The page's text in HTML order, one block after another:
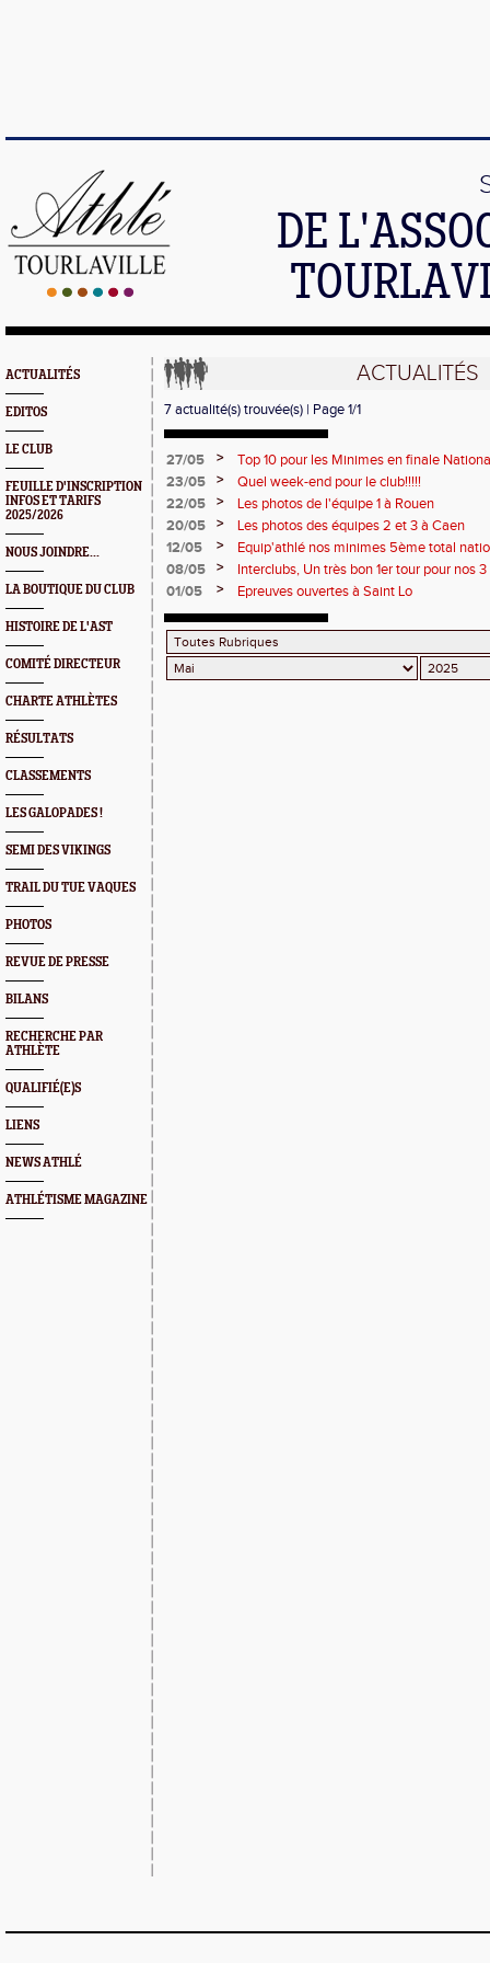
DE
ACTUALITÉS
EDITOS
LE CLUB
FEUILLE D'INSCRIPTION
INFOS ET TARIFS
2025/2026
NOUS JOINDRE...
LA BOUTIQUE DU CLUB
HISTOIRE DE L'AST
COMITÉ DIRECTEUR
CHARTE ATHLÈTES
RÉSULTATS
CLASSEMENTS
LES GALOPADES !
SEMI DES VIKINGS
TRAIL DU TUE VAQUES
PHOTOS
REVUE DE PRESSE
BILANS
RECHERCHE PAR
ATHLÈTE
QUALIFIÉ(E)S
LIENS
NEWS ATHLÉ
ATHLÉTISME MAGAZINE
ACTUALITÉS
7 actualité(s) trouvée(s) | Page 1/1
27/05 >
Top 10 pour les Minimes en finale
23/05
>
Quel week-end pour le club!!!!!
22/05
>
Les photos de l'équipe 1 à Rouen
20/05
>
Les photos des équipes 2 et 3 à Caen
12/05
>
Equip'athlé nos minimes 5ème total
08/05
>
Interclubs, Un très bon 1er tour pour nos
01/05
> Epreuves ouvertes à Saint Lo